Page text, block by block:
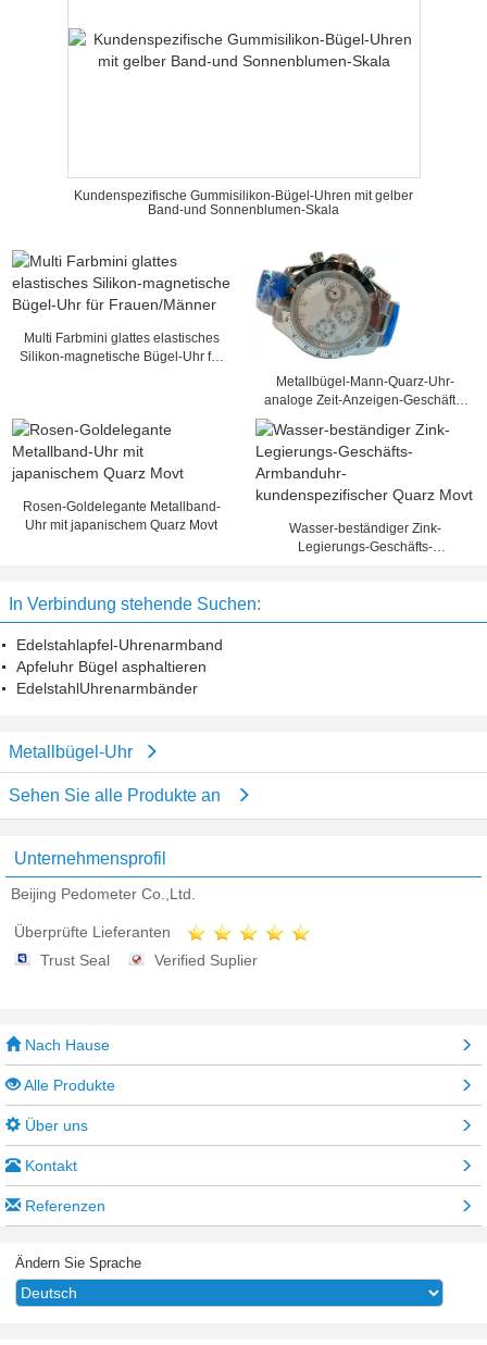
Kundenspezifische Gummisilikon-Bügel-Uhren mit gelber
Band-und Sonnenblumen-Skala
Multi Farbmini glattes elastisches
Silikon-magnetische Bügel-Uhr für
Metallbügel-Mann-Quarz-Uhr-
analoge Zeit-Anzeigen-Geschäfts-
Rosen-Goldelegante Metallband-
Uhr mit japanischem Quarz Movt
Wasser-beständiger Zink-
Legierungs-Geschäfts-
In Verbindung stehende Suchen:
Edelstahlapfel-Uhrenarmband
Apfeluhr Bügel asphaltieren
EdelstahlUhrenarmbänder
Metallbügel-Uhr
Sehen Sie alle Produkte an
Unternehmensprofil
Beijing Pedometer Co.,Ltd.
Überprüfte Lieferanten
Trust Seal
Verified Suplier
Nach Hause
Alle Produkte
Über uns
Kontakt
Referenzen
Ändern Sie Sprache